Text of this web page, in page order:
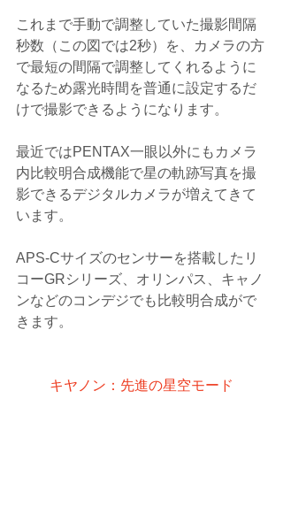
これまで手動で調整していた撮影間隔
秒数（この図では2秒）を、カメラの方
で最短の間隔で調整してくれるように
なるため露光時間を普通に設定するだ
けで撮影できるようになります。
最近ではPENTAX一眼以外にもカメラ
内比較明合成機能で星の軌跡写真を撮
影できるデジタルカメラが増えてきて
います。
APS-Cサイズのセンサーを搭載したリ
コーGRシリーズ、オリンパス、キャノ
ンなどのコンデジでも比較明合成がで
きます。
キヤノン：先進の星空モード